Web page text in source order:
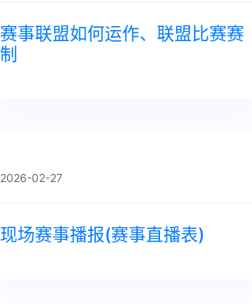
赛事联盟如何运作、联盟比赛赛
制
2026-02-27
现场赛事播报(赛事直播表)